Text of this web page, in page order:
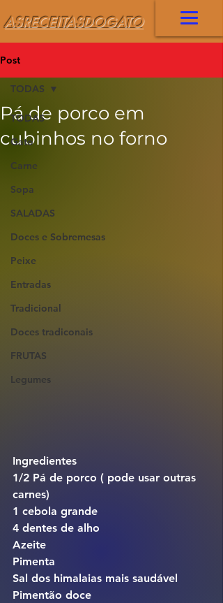
ASRECEITASDOGATO
Post
TODAS
Gato
Carne
Sopa
SALADAS
Doces e Sobremesas
Peixe
Entradas
Tradicional
Doces tradiconais
FRUTAS
Legumes
TODAS
Pá de porco em
cubinhos no forno
Ingredientes
1/2 Pá de porco ( pode usar outras
carnes)
1 cebola grande
4 dentes de alho
Azeite
Pimenta
Sal dos himalaias mais saudável
Pimentão doce